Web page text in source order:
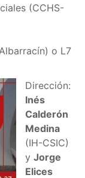
(CCHS-
o L7
Dirección:
Inés
Calderón
Medina
(IH-CSIC)
y Jorge
Elices